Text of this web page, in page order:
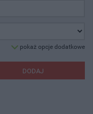
pokaż opcje dodatkowe
DODAJ